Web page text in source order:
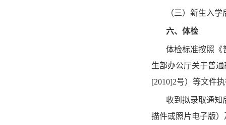
（三）新生入学
六、体检
体检标准按照《
生部办公厅关于普
[2010]2号）等文件
收到拟录取通知
描件或照片电子版